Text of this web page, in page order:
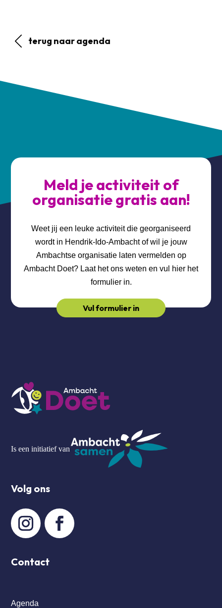
terug naar agenda
Meld je activiteit of
organisatie gratis aan!
Weet jij een leuke activiteit die georganiseerd
wordt in Hendrik-Ido-Ambacht of wil je jouw
Ambachtse organisatie laten vermelden op
Ambacht Doet? Laat het ons weten en vul hier het
formulier in.
Vul formulier in
Is een initiatief van
Volg ons
Contact
Agenda